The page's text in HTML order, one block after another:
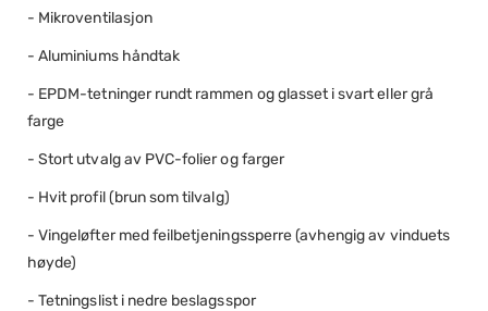
- Mikroventilasjon
- Aluminiums håndtak
- EPDM-tetninger rundt rammen og glasset i svart eller grå
farge
- Stort utvalg av PVC-folier og farger
- Hvit profil (brun som tilvalg)
- Vingeløfter med feilbetjeningssperre (avhengig av vinduets
høyde)
- Tetningslist i nedre beslagsspor